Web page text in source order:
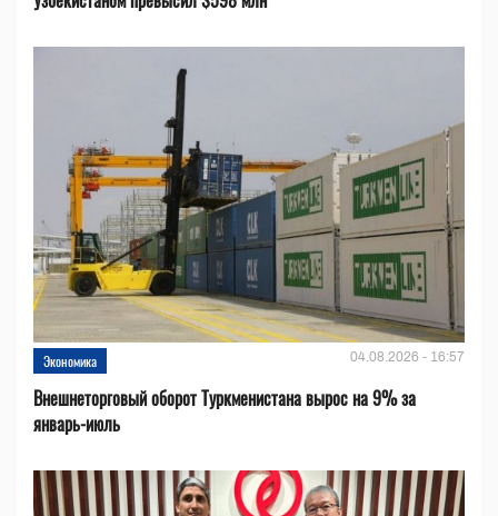
Экономика 04.08.2026 - 16:57
Внешнеторговый оборот Туркменистана вырос на 9% за
январь-июль